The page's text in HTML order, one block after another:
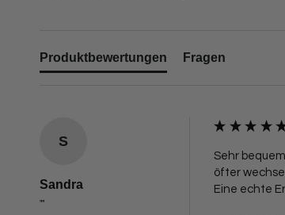
Produktbewertungen Fragen
S
Sandra
""
Sehr
öfter
Eine echte